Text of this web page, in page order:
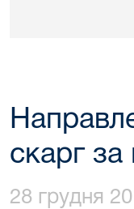
скарг за
28 грудня